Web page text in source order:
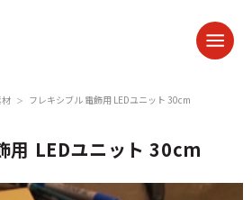
＞ フレキシブル 電飾用 LEDユニット 30cm
用 LEDユニット 30cm